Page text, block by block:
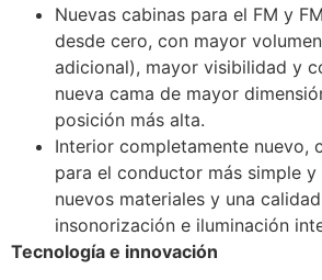
Nuevas cabinas para el FM y
desde cero, con mayor
adicional), mayor visibilidad y
nueva cama de mayor
posición más alta.
Interior completamente nuevo,
para el conductor más simple y
nuevos materiales y una
insonorización e iluminación
Tecnología e innovación